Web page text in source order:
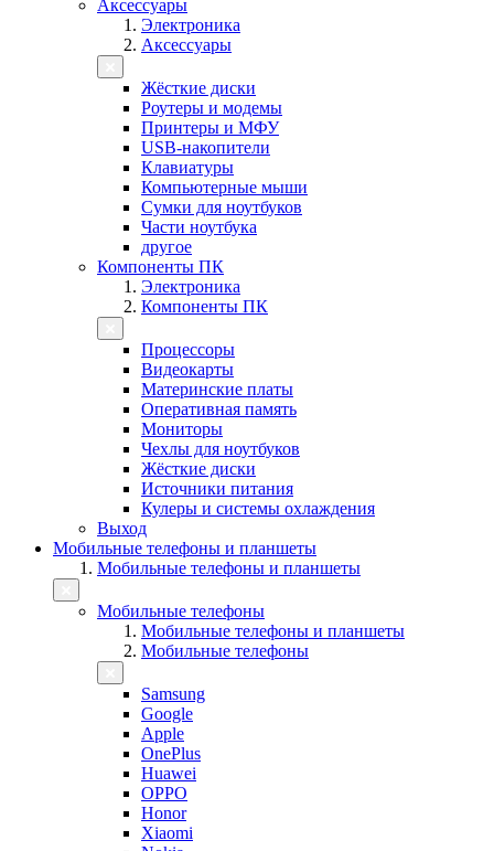
Аксессуары
Электроника
Аксессуары
Жёсткие диски
Роутеры и модемы
Принтеры и МФУ
USB-накопители
Клавиатуры
Компьютерные мыши
Сумки для ноутбуков
Части ноутбука
другое
Компоненты ПК
Электроника
Компоненты ПК
Процессоры
Видеокарты
Материнские платы
Оперативная память
Мониторы
Чехлы для ноутбуков
Жёсткие диски
Источники питания
Кулеры и системы охлаждения
Выход
Мобильные телефоны и планшеты
Мобильные телефоны и планшеты
Мобильные телефоны
Мобильные телефоны и планшеты
Мобильные телефоны
Samsung
Google
Apple
OnePlus
Huawei
OPPO
Honor
Xiaomi